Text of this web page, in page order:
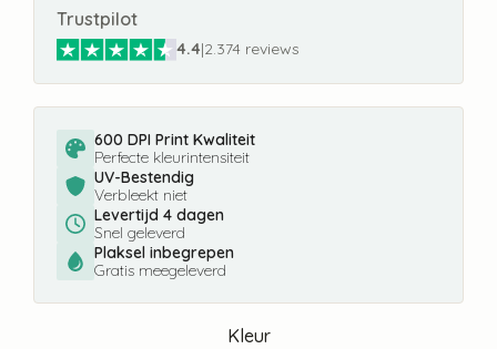
Trustpilot
4.4|2.374 reviews
600 DPI Print Kwaliteit
Perfecte kleurintensiteit
UV-Bestendig
Verbleekt niet
Levertijd 4 dagen
Snel geleverd
Plaksel inbegrepen
Gratis meegeleverd
Kleur